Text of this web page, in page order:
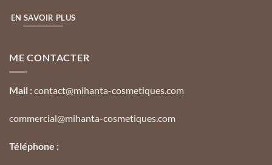
EN SAVOIR PLUS
ME CONTACTER
Mail :contact@mihanta-cosmetiques.com
commercial@mihanta-cosmetiques.com
Téléphone :